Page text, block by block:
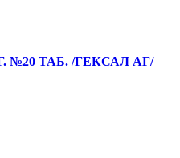
№20 ТАБ. /ГЕКСАЛ АГ/